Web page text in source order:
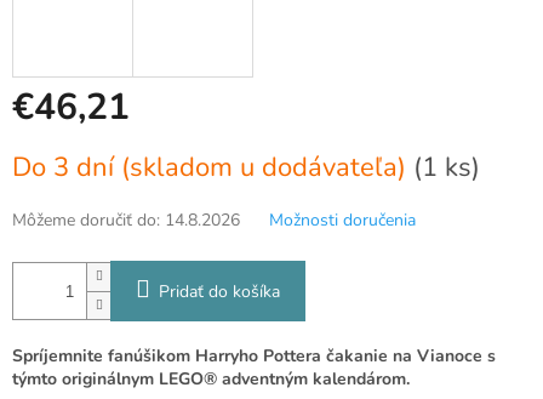
€46,21
cena:
Do 3 dní (skladom u dodávateľa) (1 ks)
Môžeme doručiť do: 14.8.2026 Možnosti doručenia
Pridať do košíka
Spríjemnite fanúšikom Harryho Pottera čakanie na Vianoce s
týmto originálnym LEGO® adventným kalendárom.